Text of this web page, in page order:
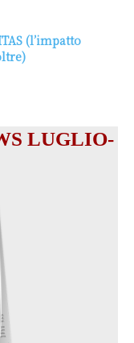
(l’impatto
LUGLIO-